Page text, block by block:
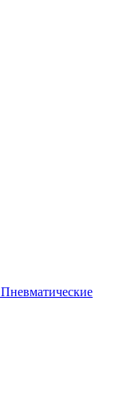
Пневматические